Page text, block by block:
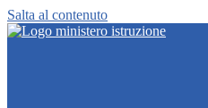
Salta al contenuto